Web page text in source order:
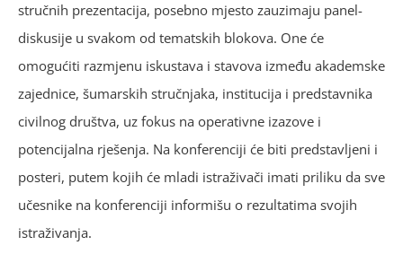
stručnih prezentacija, posebno mjesto zauzimaju panel-
diskusije u svakom od tematskih blokova. One će
omogućiti razmjenu iskustava i stavova između akademske
zajednice, šumarskih stručnjaka, institucija i predstavnika
civilnog društva, uz fokus na operativne izazove i
potencijalna rješenja. Na konferenciji će biti predstavljeni i
posteri, putem kojih će mladi istraživači imati priliku da sve
učesnike na konferenciji informišu o rezultatima svojih
istraživanja.